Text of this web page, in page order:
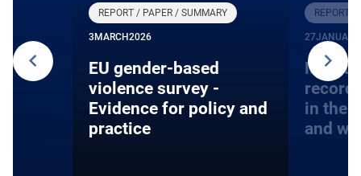
REPORT / PAPER / SUMMARY
3 MARCH2026
EU gender-based
violence survey -
Evidence for policy and
practice
REPORT /
27JANUARY
in the
and